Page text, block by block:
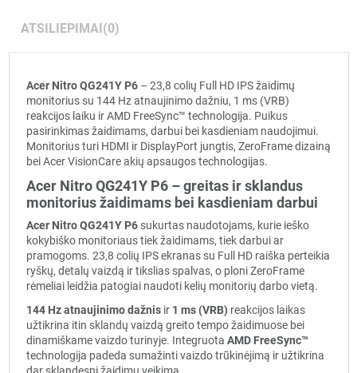
ATSILIEPIMAI(0)
Acer Nitro QG241Y P6– 23,8 colių Full HD IPS žaidimų
monitorius su 144 Hz atnaujinimo dažniu, 1 ms (VRB)
reakcijos laiku ir AMD FreeSync™ technologija. Puikus
pasirinkimas žaidimams, darbui bei kasdieniam naudojimui.
Monitorius turi HDMI ir DisplayPort jungtis, ZeroFrame dizainą
bei Acer VisionCare akių apsaugos technologijas.
Acer Nitro QG241Y P6 – greitas ir sklandus
monitorius žaidimams bei kasdieniam darbui
Acer Nitro QG241Y P6sukurtas naudotojams, kurie ieško
kokybiško monitoriaus tiek žaidimams, tiek darbui ar
pramogoms. 23,8 colių IPS ekranas su Full HD raiška perteikia
ryškų, detalų vaizdą ir tikslias spalvas, o ploni ZeroFrame
rėmeliai leidžia patogiai naudoti kelių monitorių darbo vietą.
144 Hz atnaujinimo dažnisir 1 ms (VRB) reakcijos laikas
užtikrina itin sklandų vaizdą greito tempo žaidimuose bei
dinamiškame vaizdo turinyje. Integruota AMD FreeSync™
technologija padeda sumažinti vaizdo trūkinėjimą ir užtikrina